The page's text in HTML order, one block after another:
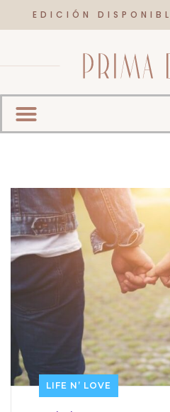
EDICIÓN
LIFE N’ LOVE